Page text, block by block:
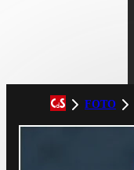
FOTO